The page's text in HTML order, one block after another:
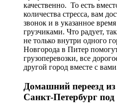
качественно. То есть
количества стресса, вам
звонок и в указанное
грузчиками. Что радует,
не только внутри одного
Новгорода в Питер
грузоперевозки, все
другой город вместе с
Домашний переезд
Санкт-Петербург